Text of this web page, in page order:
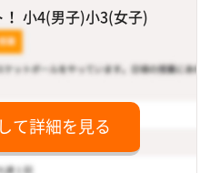
小4(男子)小3(女子)
て詳細を見る